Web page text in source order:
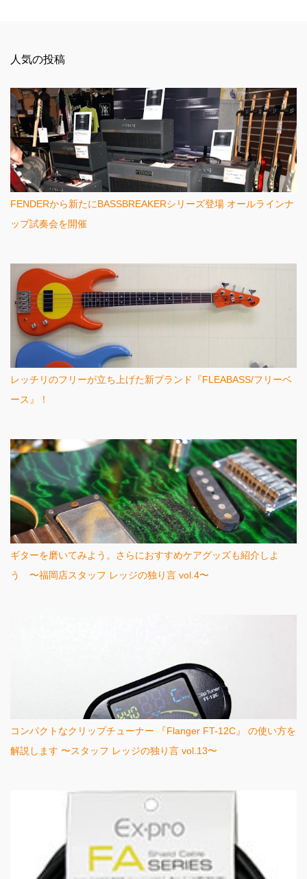
ト
人気の投稿
FENDERから新たにBASSBREAKERシリーズ登場 オールラインナ
ップ試奏会を開催
レッチリのフリーが立ち上げた新ブランド『FLEABASS/フリーベ
ース』！
ギターを磨いてみよう。さらにおすすめケアグッズも紹介しよ
う 〜福岡店スタッフ レッジの独り言 vol.4〜
コンパクトなクリップチューナー 『Flanger FT-12C』 の使い方を
解説します 〜スタッフ レッジの独り言 vol.13〜